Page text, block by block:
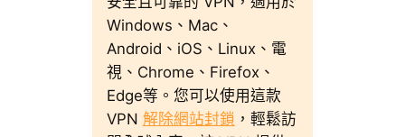
Windows、Mac、
Android、iOS、Linux、電
視、Chrome、Firefox、
Edge等。您可以使用這款
VPN 解除網站封鎖 ，輕鬆訪